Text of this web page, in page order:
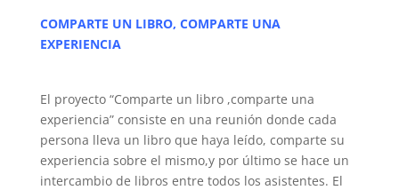
COMPARTE UN LIBRO, COMPARTE UNA
EXPERIENCIA
El proyecto “Comparte un libro ,comparte una
experiencia” consiste en una reunión donde cada
persona lleva un libro que haya leído, comparte su
experiencia sobre el mismo,y por último se hace un
intercambio de libros entre todos los asistentes. El